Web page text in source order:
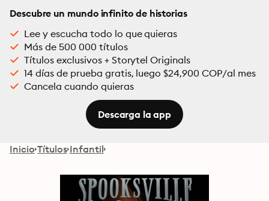
Descubre un mundo infinito de historias
Lee y escucha todo lo que quieras
Más de 500 000 títulos
Títulos exclusivos + Storytel Originals
14 días de prueba gratis, luego $24,900 COP/al mes
Cancela cuando quieras
Descarga la app
Inicio Títulos Infantil